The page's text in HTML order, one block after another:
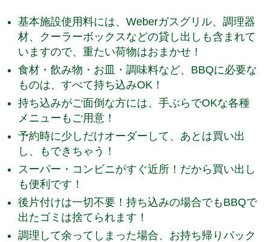
基本施設使用料には、Weberガスグリル、調理器
材、クーラーボックスなどの貸し出しも含まれて
いますので、重たい荷物はおまかせ！
食材・飲み物・お皿・調味料など、BBQに必要な
ものは、すべて持ち込みOK！
持ち込みがご面倒な方には、手ぶらでOKな各種
メニューもご用意！
予約時に少しだけオーダーして、あとは買い出
し、もできちゃう！
スーパー・コンビニがすぐ近所！だから買い出し
も便利です！
後片付けは一切不要！持ち込みの場合でもBBQで
出たゴミは捨てられます！
調理して余ってしまった場合、お持ち帰りパック